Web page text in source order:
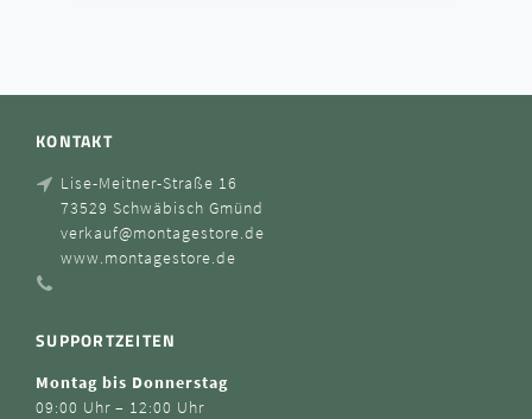
KONTAKT
Lise-Meitner-Straße 16
73529 Schwäbisch Gmünd
verkauf@montagestore.de
www.montagestore.de
SUPPORTZEITEN
Montag bis Donnerstag
09:00 Uhr – 12:00 Uhr